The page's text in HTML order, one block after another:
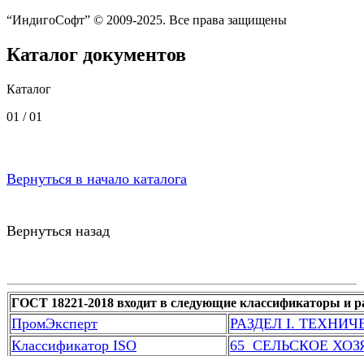
“ИндигоСофт” © 2009-2025. Все права защищены
Каталог документов
Каталог
01 /01
Вернуться в начало каталога
Вернуться назад
ГОСТ 18221-2018 входит в следующие классификаторы и
ПромЭксперт
РАЗДЕЛ I.
Классификатор ISO
65  СЕЛЬСКОЕ